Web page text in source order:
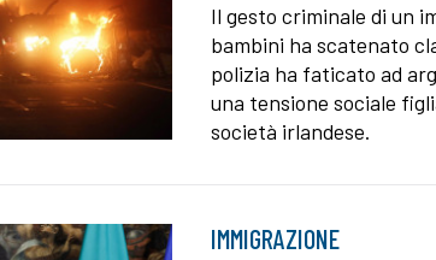
Il gesto criminale di un
bambini ha scatenato
polizia ha faticato ad
una tensione sociale
società irlandese.
IMMIGRAZIONE